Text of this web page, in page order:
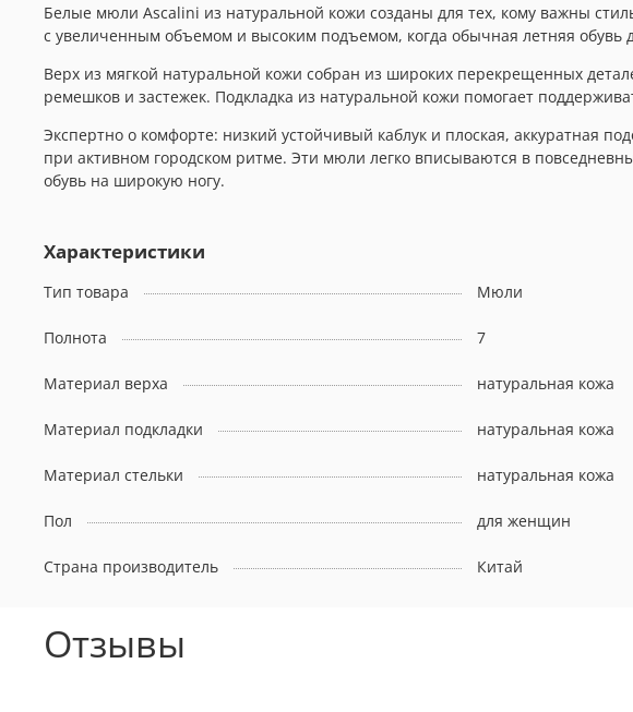
Белые мюли Ascalini из натуральной кожи созданы для тех, кому важны
с увеличенным объемом и высоким подъемом, когда обычная летняя обувь
Верх из мягкой натуральной кожи собран из широких перекрещенных
ремешков и застежек. Подкладка из натуральной кожи помогает
Экспертно о комфорте: низкий устойчивый каблук и плоская, аккуратная
при активном городском ритме. Эти мюли легко вписываются в
обувь на широкую ногу.
Характеристики
Тип товара Мюли
Полнота 7
Материал верха натуральная кожа
Материал подкладки натуральная кожа
Материал стельки натуральная кожа
Пол для женщин
Страна производитель Китай
Отзывы